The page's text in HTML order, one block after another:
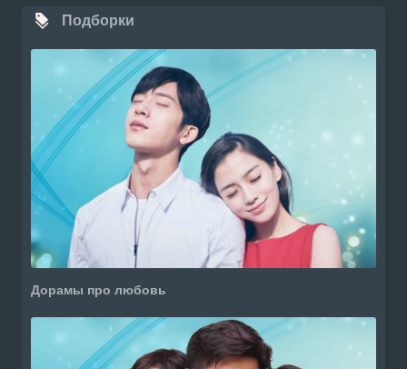
Подборки
Дорамы про любовь